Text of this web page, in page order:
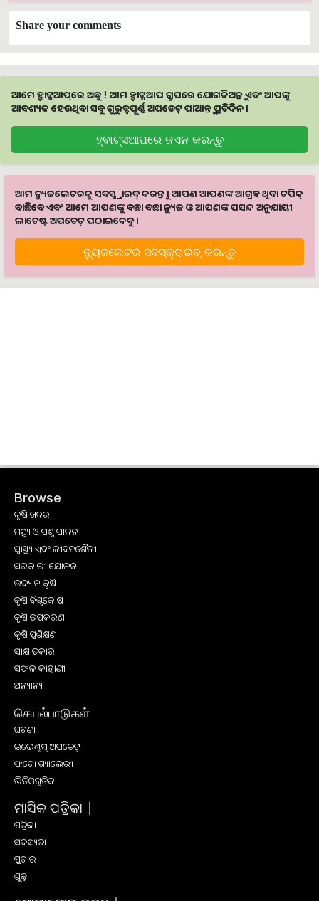
Share your comments
ଆମେ ହ୍ବାଟ୍ସଆପ୍‌ରେ ଅଛୁ ! ଆମ ହ୍ବାଟ୍ସଆପ ଗ୍ରୁପରେ ଯୋଗଦିଅନ୍ତୁ ଏବଂ ଆପଙ୍କୁ
ଆବଶ୍ୟକ ହେଉଥିବା ସବୁ ଗୁରୁତ୍ବପୂର୍ଣ୍ଣ ଅପଡେଟ୍‌ ପାଆନ୍ତୁ ପ୍ରତିଦିନ ।
ହ୍ବାଟ୍ସଆପରେ ଜଏନ କରନ୍ତୁ
ଆମ ନ୍ୟୁଜଲେଟରକୁ ସବସ୍କ୍ରାଇବ୍ କରନ୍ତୁ । ଆପଣ ଆପଣଙ୍କ ଆଗ୍ରହ ଥିବା ଟପିକ୍‌
ବାଛିବେ ଏବଂ ଆମେ ଆପଣଙ୍କୁ ବଛା ବଛା ନ୍ୟୁଜ ଓ ଆପଣଙ୍କ ପସନ୍ଦ ଅନୁଯାୟୀ
ଲାଟେଷ୍ଟ ଅପଡେଟ୍‌ ପଠାଇଦେବୁ ।
ନ୍ୟୁଜଲେଟର ସବସ୍କ୍ରାଇବ୍‌ କରନ୍ତୁ
Browse
କୃଷି ଖବର
ମତ୍ସ୍ୟ ଓ ପଶୁ ପାଳନ
ସ୍ୱାସ୍ଥ୍ୟ ଏବଂ ଜୀବନଶୈଳୀ
ସରକାରୀ ଯୋଜନା
ଉଦ୍ୟାନ କୃଷି
କୃଷି ବିଶ୍ବକୋଷ
କୃଷି ଉପକରଣ
କୃଷି ପ୍ରଶିକ୍ଷଣ
ସାକ୍ଷାତକାର
ସଫଳ କାହାଣୀ
ଅନ୍ୟାନ୍ୟ
செயல்பாடுகள்
ଘଟଣା
ଇଭେଣ୍ଟସ୍ ଅପଡେଟ୍ |
ଫଟୋ ଗ୍ୟାଲେରୀ
ଭିଡିଓଗୁଡିକ
ମାସିକ ପତ୍ରିକା |
ପତ୍ରିକା
ସଦସ୍ୟତା
ପ୍ରଚାର
ଶୁଳ୍କ